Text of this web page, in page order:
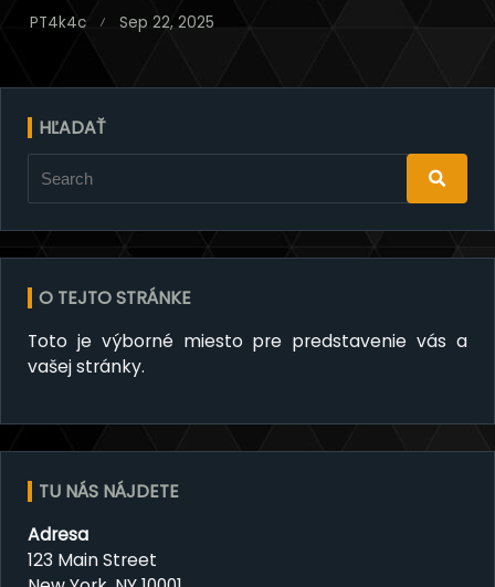
PT4k4c Sep 22, 2025
HĽADAŤ
Vyhľadajte:
O TEJTO STRÁNKE
Toto je výborné miesto pre predstavenie vás a
vašej stránky.
TU NÁS NÁJDETE
Adresa
123 Main Street